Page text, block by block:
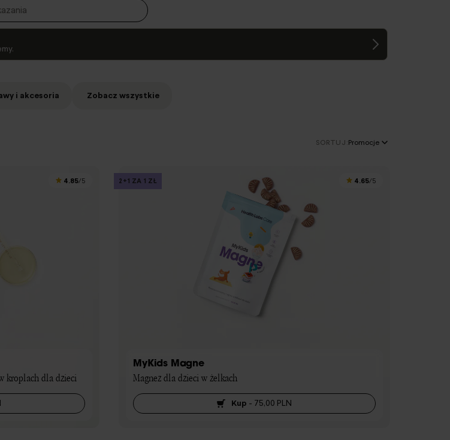
i akcesoria Zobacz wszystkie
SORTUJ:Promocje
4.85/5
kroplach dla dzieci
2+1 ZA 1 ZŁ 4.65/5
MyKids Magne
Magnez dla dzieci w żelkach
Kup - 75,00 PLN